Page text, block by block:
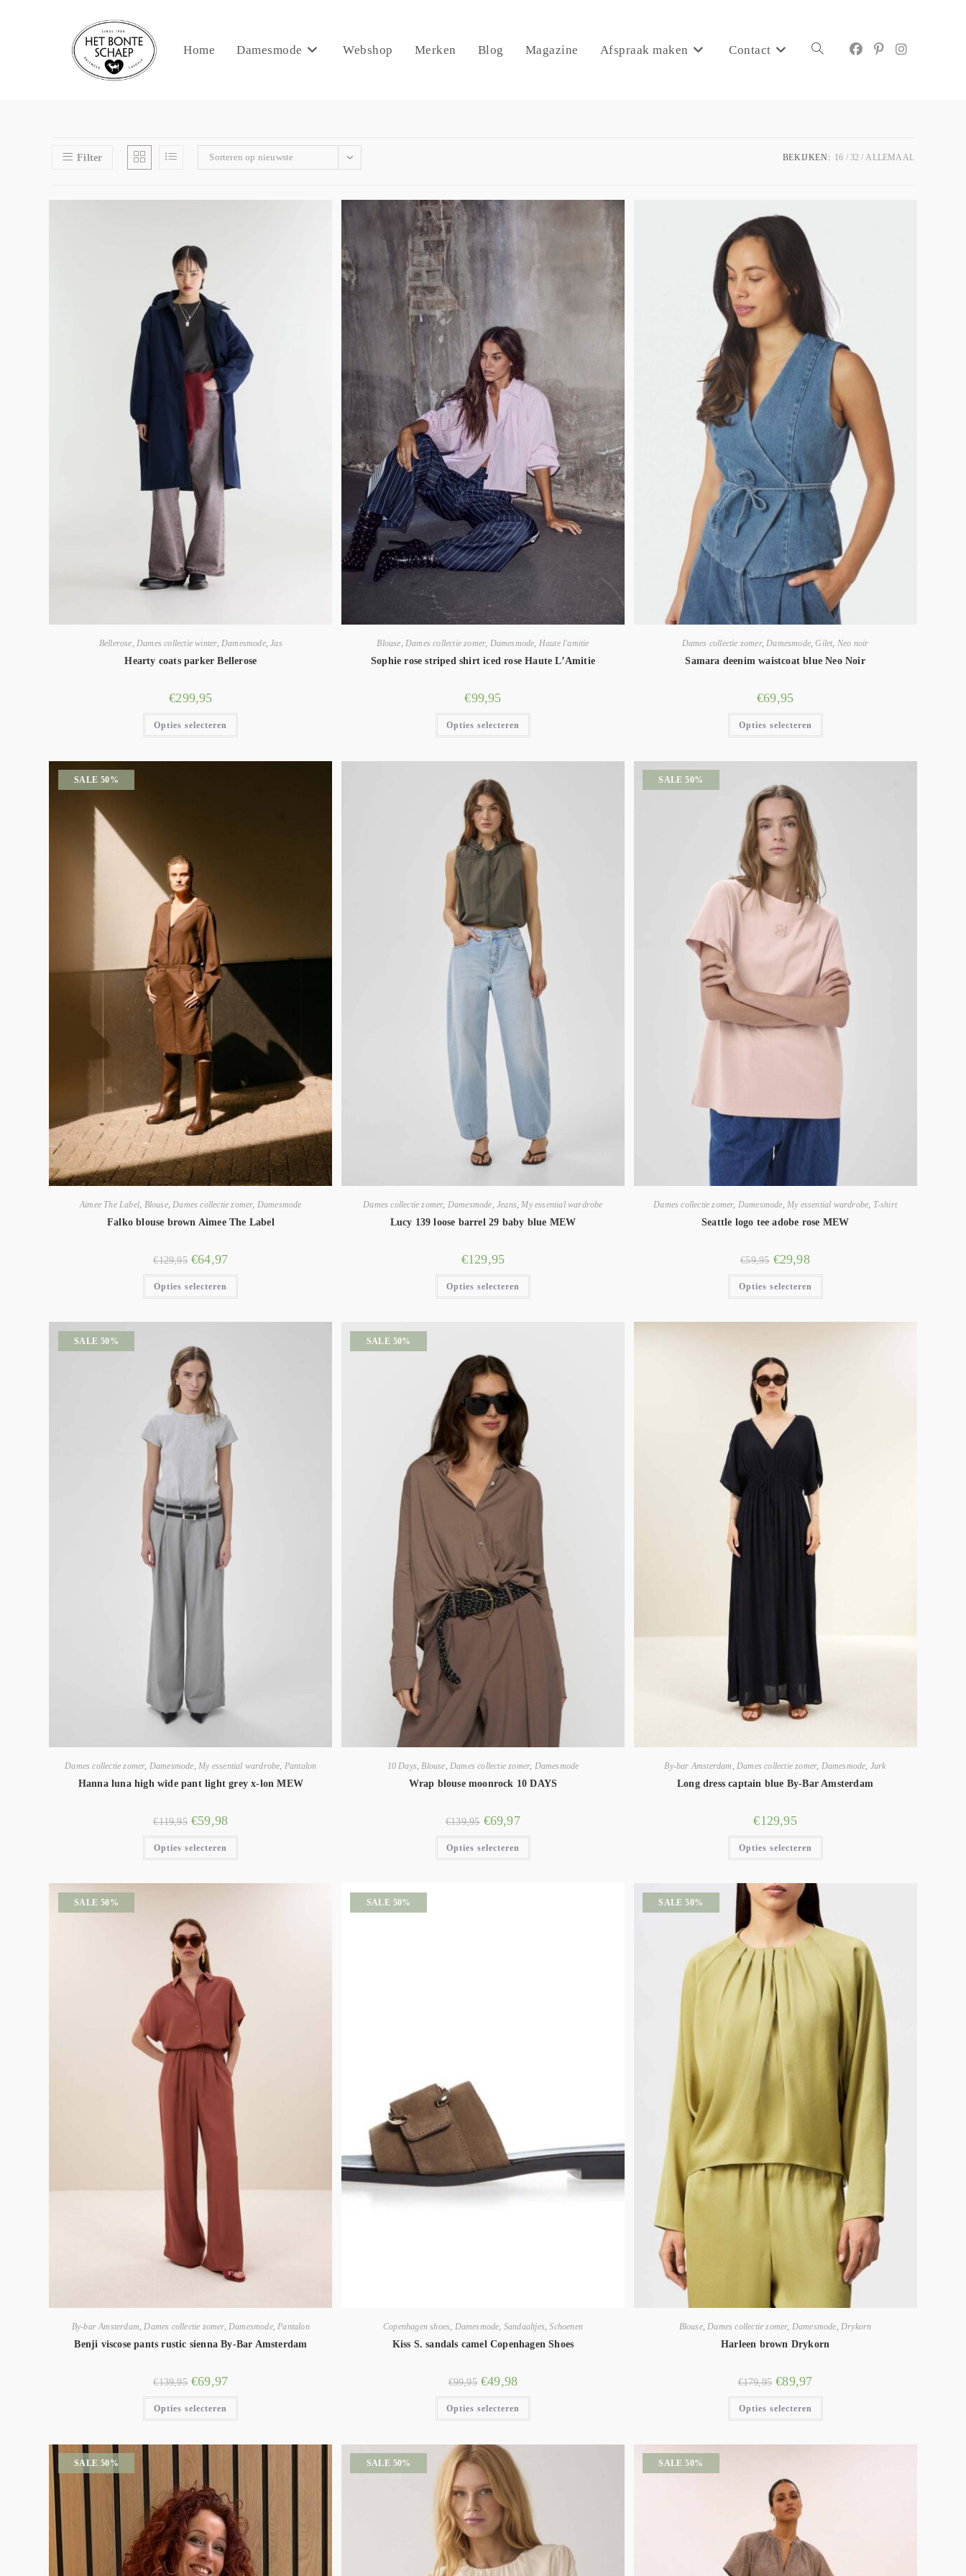
Home Damesmode Webshop Merken Blog Magazine Afspraak maken Contact
Filter Sorteren op nieuwste BEKIJKEN: 16 32 ALLEMAAL
Bellerose,Dames collectie winter, Damesmode,Jas
Hearty coats parker Bellerose
€299,95
Opties selecteren
Blouse, Dames collectie zomer, Damesmode, Haute l'amitie
Sophie rose striped shirt iced rose Haute L’Amitie
€99,95
Opties selecteren
Dames collectie zomer,Damesmode,Gilet, Neo noir
Samara deenim waistcoat blue Neo Noir
€69,95
Opties selecteren
SALE 50%
Aimee The Label, Blouse,Dames collectie zomer, Damesmode
Falko blouse brown Aimee The Label
€129,95 €64,97
Opties selecteren
Dames collectie zomer, Damesmode,Jeans,My essential wardrobe
Lucy 139 loose barrel 29 baby blue MEW
€129,95
Opties selecteren
SALE 50%
Dames collectie zomer, Damesmode, My essential wardrobe, T-shirt
Seattle logo tee adobe rose MEW
€59,95 €29,98
Opties selecteren
SALE 50%
Dames collectie zomer, Damesmode My essential wardrobe Pantalon
Hanna luna high wide pant light grey x-lon MEW
€119,95 €59,98
Opties selecteren
SALE 50%
10 Days Blouse Dames collectie zomer, Damesmode
Wrap blouse moonrock 10 DAYS
€139,95 €69,97
Opties selecteren
By-bar Amsterdam Dames collectie zomer, Damesmode Jurk
Long dress captain blue By-Bar Amsterdam
€129,95
Opties selecteren
SALE 50%
By-bar Amsterdam,Dames collectie zomer, Damesmode,Pantalon
Benji viscose pants rustic sienna By-Bar Amsterdam
€139,95 €69,97
Opties selecteren
SALE 50%
Copenhagen shoes, Damesmode, Sandaaltjes,Schoenen
Kiss S. sandals camel Copenhagen Shoes
€99,95 €49,98
Opties selecteren
SALE 50%
Blouse,Dames collectie zomer, Damesmode,Drykorn
Harleen brown Drykorn
€179,95 €89,97
Opties selecteren
SALE 50% SALE 50% SALE 50%